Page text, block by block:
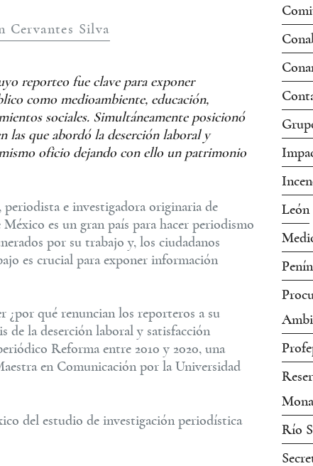
Cervantes Silva
reporteo fue clave para exponer
como medioambiente, educación,
sociales. Simultáneamente posicionó
las que abordó la deserción laboral y
oficio dejando con ello un patrimonio
e investigadora originaria de
es un gran país para hacer periodismo
por su trabajo y, los ciudadanos
es crucial para exponer información
¿por qué renuncian los reporteros a su
de la deserción laboral y satisfacción
Reforma entre 2010 y 2020, una
en Comunicación por la Universidad
del estudio de investigación periodística
León
Río